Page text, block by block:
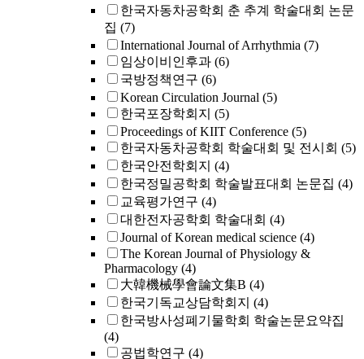
한국자동차공학회 춘 추계 학술대회 논문
집 (7)
International Journal of Arrhythmia (7)
임상이비인후과 (6)
국방정책연구 (6)
Korean Circulation Journal (5)
한국포장학회지 (5)
Proceedings of KIIT Conference (5)
한국자동차공학회 학술대회 및 전시회 (5)
한국안전학회지 (4)
한국정밀공학회 학술발표대회 논문집 (4)
교육평가연구 (4)
대한전자공학회 학술대회 (4)
Journal of Korean medical science (4)
The Korean Journal of Physiology &
Pharmacology (4)
大韓機械學會論文集B (4)
한국기독교상담학회지 (4)
한국방사성폐기물학회 학술논문요약집
(4)
공법학연구 (4)